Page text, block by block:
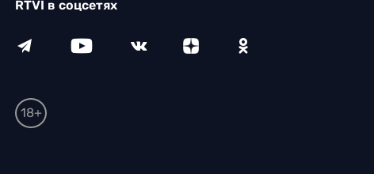
RTVI в соцсетях
18+